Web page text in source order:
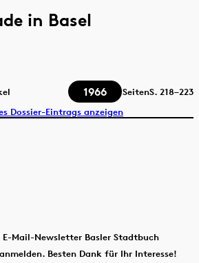
in Basel
1966 SeitenS. 218–223
Dossier-Eintrags anzeigen
Mail-Newsletter Basler Stadtbuch
anmelden. Besten Dank für Ihr Interesse!